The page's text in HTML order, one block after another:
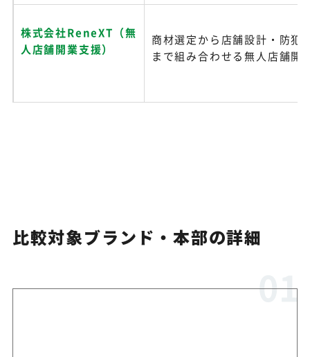
株式会社ReneXT（無
人店舗開業支援）
商材選定から店舗設計・防犯
まで組み合わせる無人店舗開
比較対象ブランド・本部の詳細